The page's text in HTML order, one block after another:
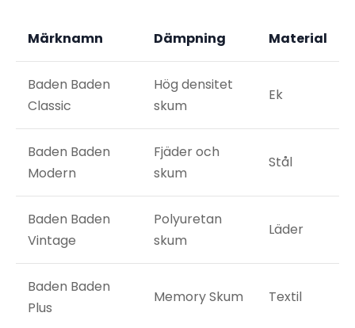
Märknamn Dämpning Material
Baden Baden
Classic
Hög densitet
skum
Ek
Baden Baden
Modern
Fjäder och
skum
Stål
Baden Baden
Vintage
Polyuretan
skum
Läder
Baden Baden
Plus
Memory Skum Textil